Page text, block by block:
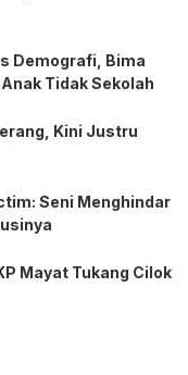
Demografi, Bima
Tidak Sekolah
Kini Justru
Seni Menghindar
Mayat Tukang Cilok